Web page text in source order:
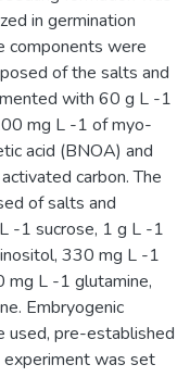
in germination
components were
of the salts and
with 60 g L -1
mg L -1 of myo-
acid (BNOA) and
carbon. The
of salts and
-1 sucrose, 1 g L -1
330 mg L -1
mg L -1 glutamine,
Embryogenic
pre-established
experiment was set